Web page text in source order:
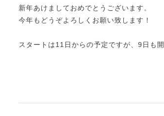
新年あけましておめでとうございます。
今年もどうぞよろしくお願い致します！
スタートは11日からの予定ですが、9日も